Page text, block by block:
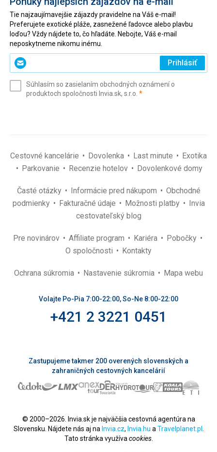
Tie najzaujímavejšie zájazdy pravidelne na Váš e-mail!
Preferujete exotické pláže, zasnežené ľadovce alebo plavbu
loďou? Vždy nájdete to, čo hľadáte. Nebojte, Váš e-mail
neposkytneme nikomu inému.
Zadajte
svoj
(povinné)
Prihlásiť
Súhlasím so zasielaním obchodných oznámení o
produktoch spoločnosti Invia.sk, s.r.o. *(povinné)
Cestovné kancelárie Dovolenka Last minute
Exotika
Parkovanie
Recenzie hotelov Dovolenkové domy
Časté otázky Informácie pred nákupom
Obchodné
podmienky
Fakturačné údaje Možnosti platby
Invia
cestovateľský blog
Pre novinárov Affiliate program Kariéra
Pobočky
O spoločnosti
Kontakty
Ochrana súkromia Nastavenie súkromia Mapa webu
Volajte Po-Pia 7:00-22:00, So-Ne 8:00-22:00
+421 2 3221 0451
Zastupujeme takmer 200 overených slovenských a
zahraničných cestovných kancelárií
© 2000–2026. Invia.sk je najväčšia cestovná agentúra na
Slovensku. Nájdete nás aj na Invia.cz, Invia.hu a Travelplanet.pl
Tato stránka využíva cookies.